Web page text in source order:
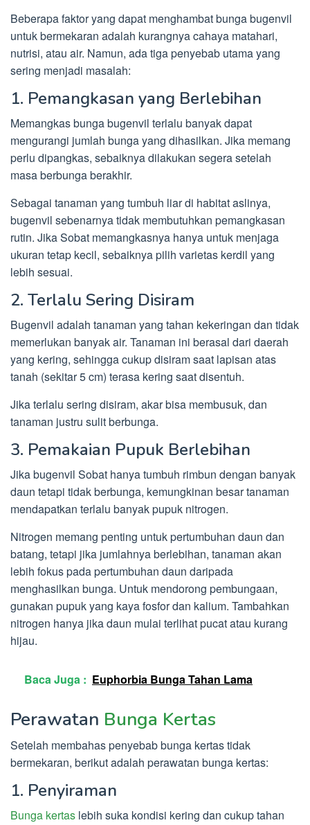
Beberapa faktor yang dapat menghambat bunga bugenvil
untuk bermekaran adalah kurangnya cahaya matahari,
nutrisi, atau air. Namun, ada tiga penyebab utama yang
sering menjadi masalah:
1. Pemangkasan yang Berlebihan
Memangkas bunga bugenvil terlalu banyak dapat
mengurangi jumlah bunga yang dihasilkan. Jika memang
perlu dipangkas, sebaiknya dilakukan segera setelah
masa berbunga berakhir.
Sebagai tanaman yang tumbuh liar di habitat aslinya,
bugenvil sebenarnya tidak membutuhkan pemangkasan
rutin. Jika Sobat memangkasnya hanya untuk menjaga
ukuran tetap kecil, sebaiknya pilih varietas kerdil yang
lebih sesuai.
2. Terlalu Sering Disiram
Bugenvil adalah tanaman yang tahan kekeringan dan tidak
memerlukan banyak air. Tanaman ini berasal dari daerah
yang kering, sehingga cukup disiram saat lapisan atas
tanah (sekitar 5 cm) terasa kering saat disentuh.
Jika terlalu sering disiram, akar bisa membusuk, dan
tanaman justru sulit berbunga.
3. Pemakaian Pupuk Berlebihan
Jika bugenvil Sobat hanya tumbuh rimbun dengan banyak
daun tetapi tidak berbunga, kemungkinan besar tanaman
mendapatkan terlalu banyak pupuk nitrogen.
Nitrogen memang penting untuk pertumbuhan daun dan
batang, tetapi jika jumlahnya berlebihan, tanaman akan
lebih fokus pada pertumbuhan daun daripada
menghasilkan bunga. Untuk mendorong pembungaan,
gunakan pupuk yang kaya fosfor dan kalium. Tambahkan
nitrogen hanya jika daun mulai terlihat pucat atau kurang
hijau.
Baca Juga : Euphorbia Bunga Tahan Lama
Perawatan Bunga Kertas
Setelah membahas penyebab bunga kertas tidak
bermekaran, berikut adalah perawatan bunga kertas:
1. Penyiraman
Bunga kertas lebih suka kondisi kering dan cukup tahan